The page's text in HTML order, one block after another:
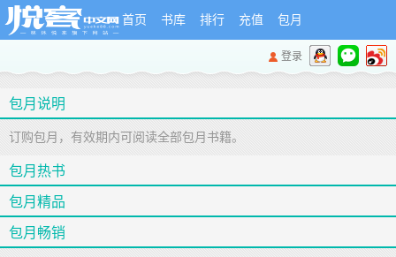
首页 书库 排行 充值 包月
登录
包月说明
订购包月，有效期内可阅读全部包月书籍。
包月热书
包月精品
包月畅销